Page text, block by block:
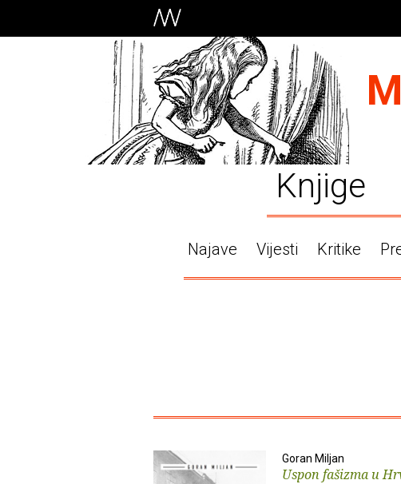
Knjige
Najave Vijesti Kritike
Goran Miljan
Uspon fašizma u